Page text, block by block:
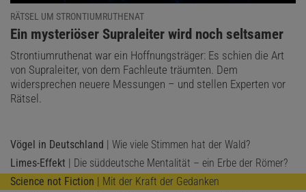
RÄTSEL UM STRONTIUMRUTHENAT
:
Ein mysteriöser Supraleiter wird noch seltsamer
Strontiumruthenat war ein Hoffnungsträger: Es schien die Art
von Supraleiter, von dem Fachleute träumten. Dem
widersprechen neuere Messungen – und stellen Experten vor
Rätsel.
Vögel in Deutschland | Wie viele Stimmen hat der Wald?
Limes-Effekt | Die süddeutsche Mentalität – ein Erbe der Römer?
Science not Fiction | Mit der Kraft der Gedanken